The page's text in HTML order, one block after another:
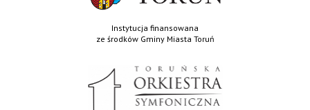
Instytucja finansowana
ze środków Gminy Miasta Toruń